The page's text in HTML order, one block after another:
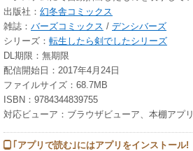
出版社： 幻冬舎コミックス
雑誌： バーズコミックス / デンシバーズ
シリーズ： 転生したら剣でしたシリーズ
DL期限：無期限
配信開始日：2017年4月24日
ファイルサイズ：68.7MB
ISBN：9784344839755
対応ビューア：ブラウザビューア、本棚アプリ
｢アプリで読む｣にはアプリをインストール!